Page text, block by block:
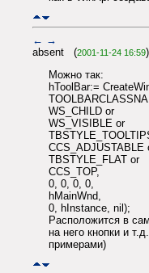
← →
absent (2001-11-24 16:59)
Можно так:
hToolBar:=
WS_CHILD or
WS_VISIBLE or
CCS_ADJUSTABLE
TBSTYLE_FLAT or
CCS_TOP,
0, 0, 0, 0,
hMainWnd,
0, hInstance, nil);
Расположится в
на него кнопки и
примерами)